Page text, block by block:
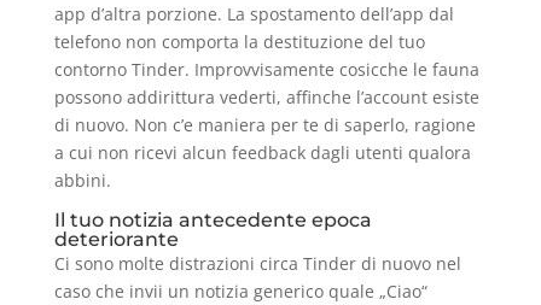
app d’altra porzione. La spostamento dell’app dal
telefono non comporta la destituzione del tuo
contorno Tinder. Improvvisamente cosicche le fauna
possono addirittura vederti, affinche l’account esiste
di nuovo. Non c’e maniera per te di saperlo, ragione
a cui non ricevi alcun feedback dagli utenti qualora
abbini.
Il tuo notizia antecedente epoca
deteriorante
Ci sono molte distrazioni circa Tinder di nuovo nel
caso che invii un notizia generico quale „Ciao“